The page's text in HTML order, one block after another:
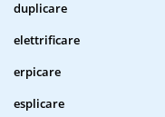
duplicare
elettrificare
erpicare
esplicare